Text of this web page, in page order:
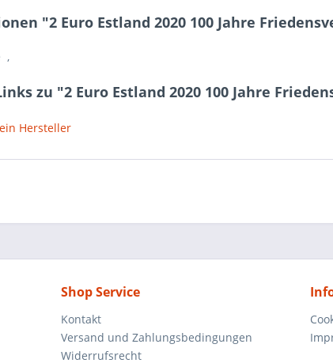
"2 Euro Estland 2020 100 Jahre
,
zu "2 Euro Estland 2020 100 Jahre
Hersteller
Shop Service
Kontakt
Versand und Zahlungsbedingungen
Widerrufsrecht